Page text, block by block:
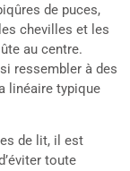
de puces,
chevilles et les
au centre.
ressembler à des
linéaire typique
de lit, il est
toute